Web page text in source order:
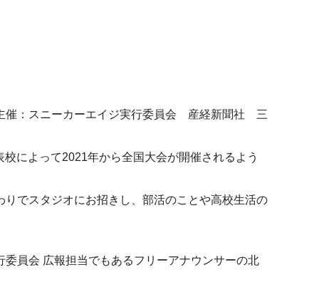
催：スニーカーエイジ実行委員会 産経新聞社 三
によって2021年から全国大会が開催されるよう
でスタジオにお招きし、部活のことや高校生活の
員会 広報担当でもあるフリーアナウンサーの北